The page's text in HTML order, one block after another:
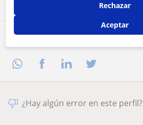
¿Hay algún error en este perfil?
Rechazar
Aceptar